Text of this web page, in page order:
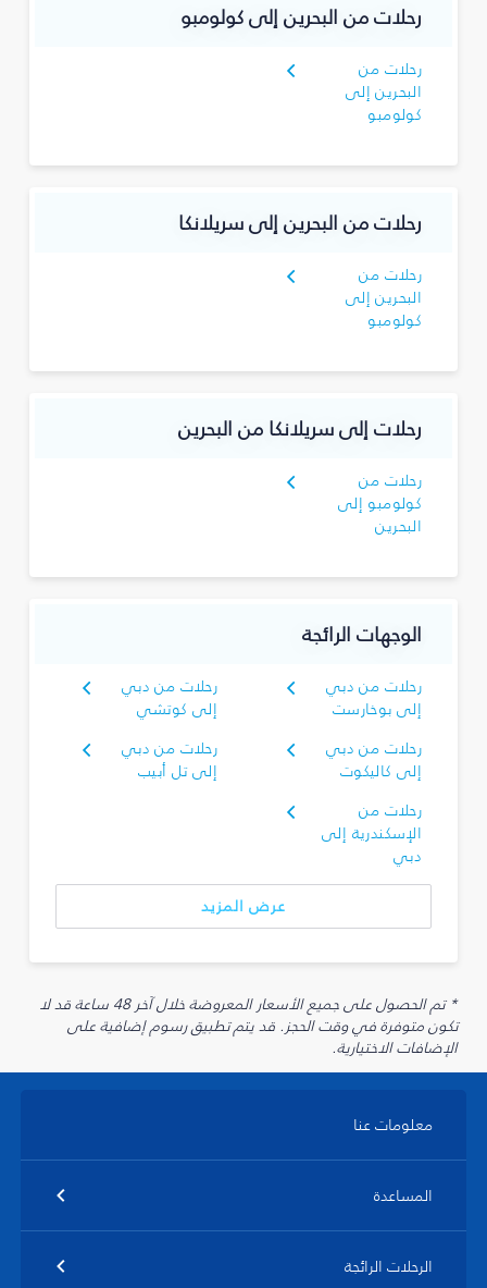
رحلات من البحرين إلى كولومبو
رحلات من
البحرين إلى
كولومبو
رحلات من البحرين إلى سريلانكا
رحلات من
البحرين إلى
كولومبو
رحلات إلى سريلانكا من البحرين
رحلات من
كولومبو إلى
البحرين
الوجهات الرائجة
رحلات من دبي
إلى بوخارست
رحلات من دبي
إلى كوتشي
رحلات من دبي
إلى كاليكوت
رحلات من دبي
إلى تل أبيب
رحلات من
الإسكندرية إلى
دبي
عرض المزيد
* تم الحصول على جميع الأسعار المعروضة خلال آخر 48 ساعة قد لا
تكون متوفرة في وقت الحجز. قد يتم تطبيق رسوم إضافية على
الإضافات الاختيارية.
معلومات عنا
المساعدة
الرحلات الرائجة